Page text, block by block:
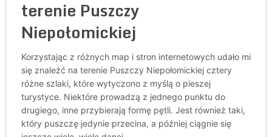
terenie Puszczy
Niepołomickiej
Korzystając z różnych map i stron internetowych udało mi
się znaleźć na terenie Puszczy Niepołomickiej cztery
różne szlaki, które wytyczono z myślą o pieszej
turystyce. Niektóre prowadzą z jednego punktu do
drugiego, inne przybierają formę pętli. Jest również taki,
który puszczę jedynie przecina, a później ciągnie się